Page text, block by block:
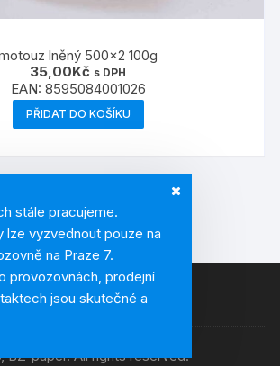
stále pracujeme.
lze vyzvednout pouze na
na Praze 7.
provozovnách, prodejní
jsou skutečné a
lněný 500×2 100g
35,00Kč s DPH
EAN: 8595084001026
PŘIDAT DO KOŠÍKU
BZ-paper. All rights reserved.